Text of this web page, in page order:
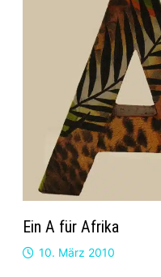
Ein A für Afrika
10. März 2010